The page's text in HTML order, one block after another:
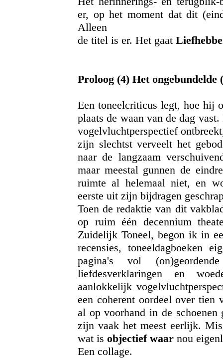
er, op het moment dat dit
Alleen
de titel is er. Het gaat
Proloog (4) Het
Een toneelcriticus legt, hoe hij
plaats de waan van de dag
vogelvluchtperspectief
zijn slechtst verveelt het
naar de langzaam
maar meestal gunnen de
ruimte al helemaal niet, en
eerste uit zijn bijdragen
Toen de redaktie van dit
op ruim één decennium
Zuidelijk Toneel, begon ik in
recensies, toneeldagboeken
pagina's vol
liefdesverklaringen en
aanlokkelijk
een coherent oordeel over tien
al op voorhand in de
zijn vaak het meest eerlijk.
wat is objectief waar nou
Een collage.